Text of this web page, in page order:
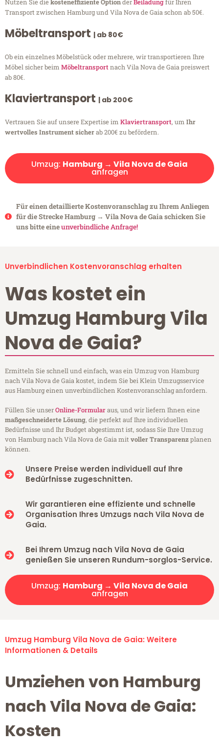
Nutzen Sie diekosteneffiziente OptionderBeiladungfür Ihren
Transport zwischen Hamburg und Vila Nova de Gaia schon ab 50€.
Möbeltransport | ab 80€
Ob ein einzelnes Möbelstück oder mehrere, wir transportieren Ihre
Möbel sicher beim Möbeltransportnach Vila Nova de Gaia preiswert
ab 80€.
Klaviertransport | ab 200€
Vertrauen Sie auf unsere Expertise im Klaviertransport, um Ihr
wertvolles Instrument sicherab 200€ zu befördern.
Umzug: Hamburg → Vila Nova de Gaia
anfragen
Für einen detaillierte Kostenvoranschlag zu Ihrem Anliegen
für die Strecke Hamburg → Vila Nova de Gaia schicken Sie
uns bitte eineunverbindliche Anfrage!
Unverbindlichen Kostenvoranschlag erhalten
Was kostet ein
Umzug Hamburg Vila
Nova de Gaia?
Ermitteln Sie schnell und einfach, was ein Umzug von Hamburg
nach Vila Nova de Gaia kostet, indem Sie bei Klein Umzugsservice
aus Hamburg einen unverbindlichen Kostenvoranschlag anfordern.
Füllen Sie unserOnline-Formularaus, und wir liefern Ihnen eine
maßgeschneiderte Lösung, die perfekt auf Ihre individuellen
Bedürfnisse und Ihr Budget abgestimmt ist, sodass Sie Ihre Umzug
von Hamburg nach Vila Nova de Gaia mitvoller Transparenzplanen
können.
Unsere Preise werden individuell auf Ihre
Bedürfnisse zugeschnitten.
Wir garantieren eine effiziente und schnelle
Organisation Ihres Umzugs nach Vila Nova de
Gaia.
Bei Ihrem Umzug nach Vila Nova de Gaia
genießen Sie unseren Rundum-sorglos-Service.
Umzug: Hamburg → Vila Nova de Gaia
anfragen
Umzug Hamburg Vila Nova de Gaia: Weitere
Informationen & Details
Umziehen von Hamburg
nach Vila Nova de Gaia:
Kosten